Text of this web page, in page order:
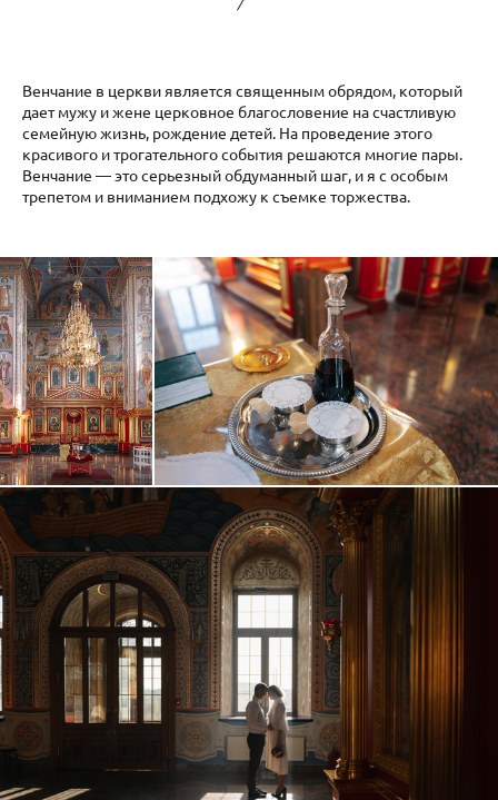
Венчание в церкви является священным обрядом, который
дает мужу и жене церковное благословение на счастливую
семейную жизнь, рождение детей. На проведение этого
красивого и трогательного события решаются многие пары.
Венчание — это серьезный обдуманный шаг, и я с особым
трепетом и вниманием подхожу к съемке торжества.